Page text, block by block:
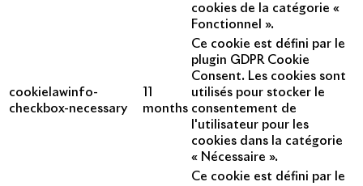
cookies de la catégorie «
Fonctionnel ».
cookielawinfo-
checkbox-necessary
months
Ce cookie est défini par le
plugin GDPR Cookie
Consent. Les cookies sont
utilisés pour stocker le
consentement de
l'utilisateur pour les
cookies dans la catégorie
« Nécessaire ».
Ce cookie est défini par le